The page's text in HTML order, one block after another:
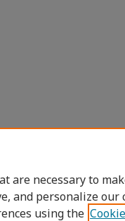
are necessary to
and personalize our
using the